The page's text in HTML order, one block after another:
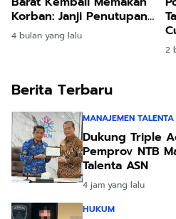
Korban: Janji Penutupan
Bupati Hanya Omon
4 bulan yang lalu
2
Berita Terbaru
MANAJEMEN
Dukung Triple
Pemprov NTB
Talenta ASN
4 jam yang lalu
HUKUM